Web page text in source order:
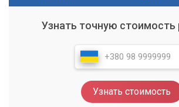
Удаление вирусов и вредоносного
Установка и настройка программ
Подключение принтеров, сканеров и
Настройка нового компьютера
Восстановление данных (частичное)
Узнать точную стоимость
Узнать стоимость